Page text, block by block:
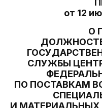
от 12
О
СЛУЖБЫ
ПО ПОСТАВКАМ
И МАТЕРИАЛЬНЫХ